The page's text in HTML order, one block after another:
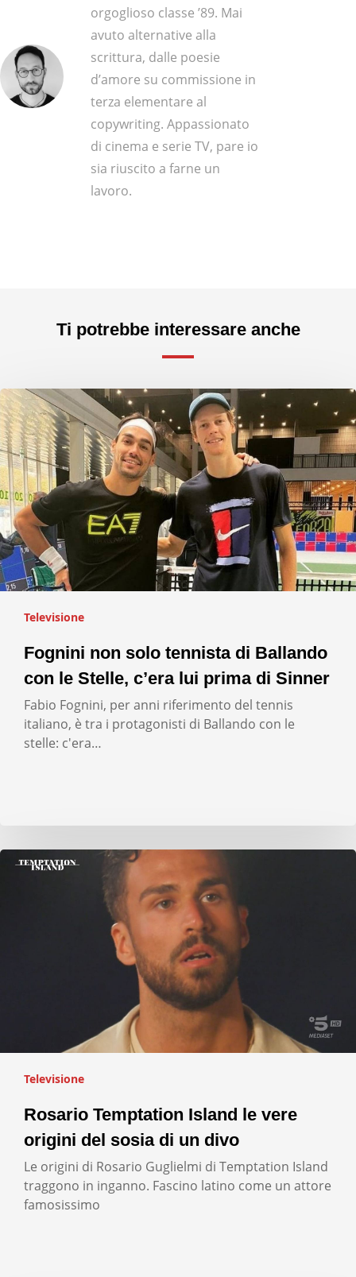
orgoglioso classe ’89. Mai
avuto alternative alla
scrittura, dalle poesie
d’amore su commissione in
terza elementare al
copywriting. Appassionato
di cinema e serie TV, pare io
sia riuscito a farne un
lavoro.
Ti potrebbe interessare anche
Televisione
Fognini non solo tennista di Ballando
con le Stelle, c’era lui prima di Sinner
Fabio Fognini, per anni riferimento del tennis
italiano, è tra i protagonisti di Ballando con le
stelle: c'era…
Televisione
Rosario Temptation Island le vere
origini del sosia di un divo
Le origini di Rosario Guglielmi di Temptation Island
traggono in inganno. Fascino latino come un attore
famosissimo